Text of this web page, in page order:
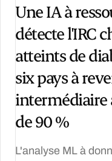
Une IA à
détecte l'IRC
atteints de
six pays à
intermédiaire
de 90 %
L'analyse ML à